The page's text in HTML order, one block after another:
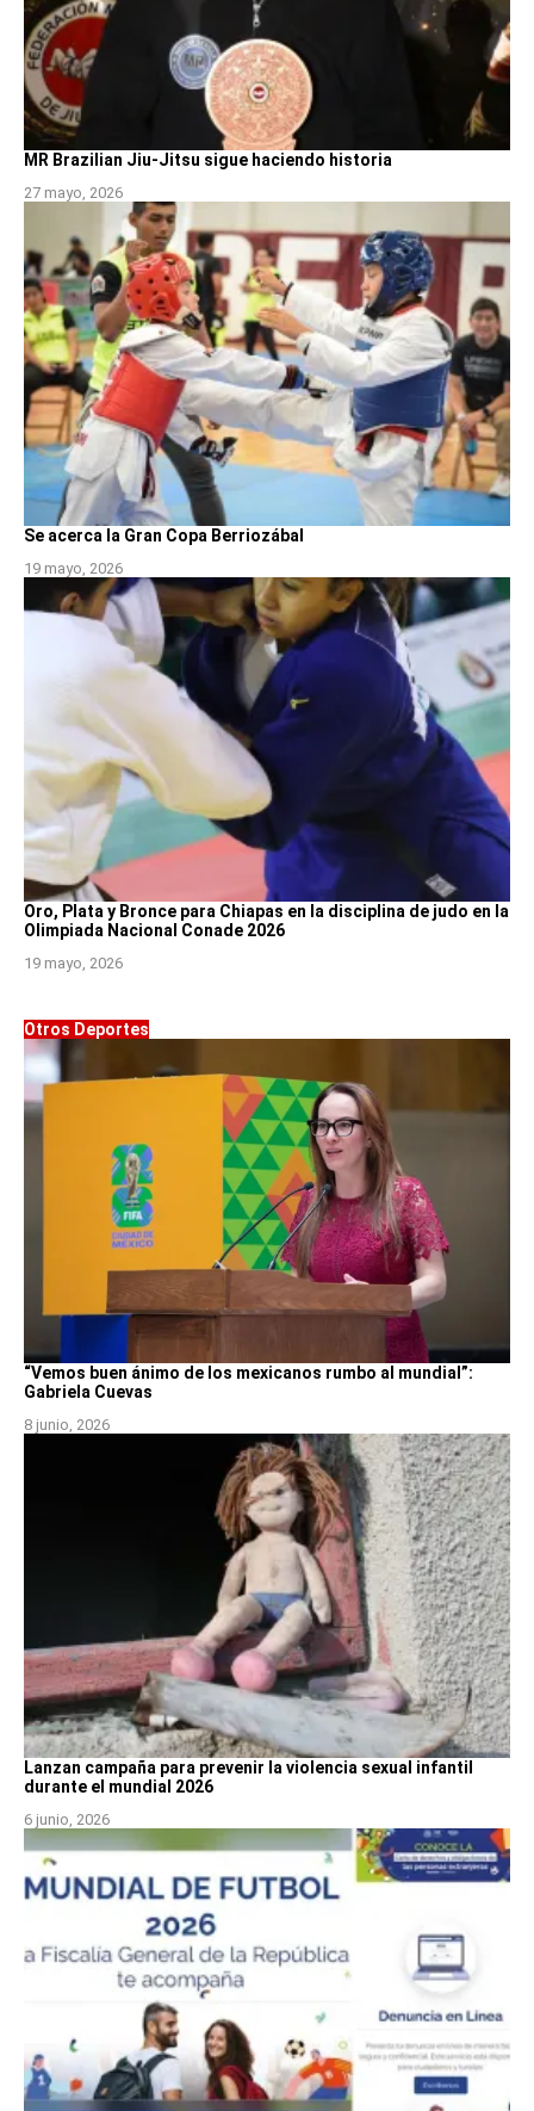
MR Brazilian Jiu-Jitsu sigue haciendo historia
27 mayo, 2026
Se acerca la Gran Copa Berriozábal
19 mayo, 2026
Oro, Plata y Bronce para Chiapas en la disciplina de judo en la
Olimpiada Nacional Conade 2026
19 mayo, 2026
Otros Deportes
“Vemos buen ánimo de los mexicanos rumbo al mundial”:
Gabriela Cuevas
8 junio, 2026
Lanzan campaña para prevenir la violencia sexual infantil
durante el mundial 2026
6 junio, 2026